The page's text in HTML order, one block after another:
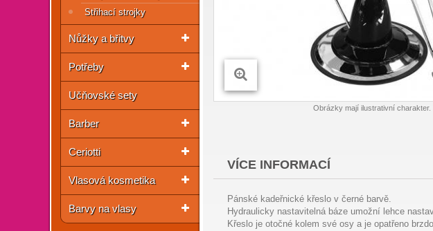
Střihací strojky
Nůžky a břitvy
Potřeby
Učňovské sety
Barber
Ceriotti
Vlasová kosmetika
Barvy na vlasy
Obrázky mají ilustrativní charakter.
VÍCE INFORMACÍ
Pánské kadeřnické křeslo v černé barvě.
Hydraulicky nastavitelná báze umožní lehce
Křeslo je otočné kolem své osy a je opatřeno